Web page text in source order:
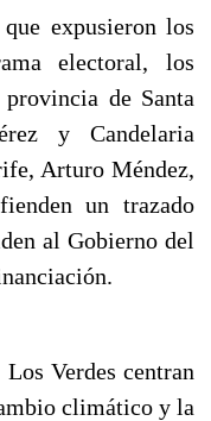
expusieron los
electoral, los
de Santa
y Candelaria
Arturo Méndez,
un trazado
al Gobierno del
Verdes centran
climático y la